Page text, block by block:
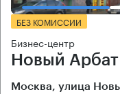
БЕЗ КОМИССИИ
Бизнес-центр
Новый
Москва, улица